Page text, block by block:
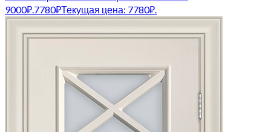
9000₽.7780₽Текущая цена: 7780₽.